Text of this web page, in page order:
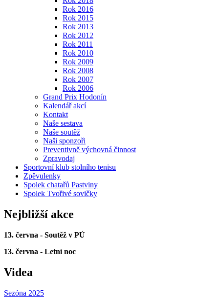
Rok 2016
Rok 2015
Rok 2013
Rok 2012
Rok 2011
Rok 2010
Rok 2009
Rok 2008
Rok 2007
Rok 2006
Grand Prix Hodonín
Kalendář akcí
Kontakt
Naše sestava
Naše soutěž
Naši sponzoři
Preventivně výchovná činnost
Zpravodaj
Sportovní klub stolního tenisu
Zpěvulenky
Spolek chatařů Pastviny
Spolek Tvořivé sovičky
Nejbližší akce
13. června - Soutěž v PÚ
13. června - Letní noc
Videa
Sezóna 2025